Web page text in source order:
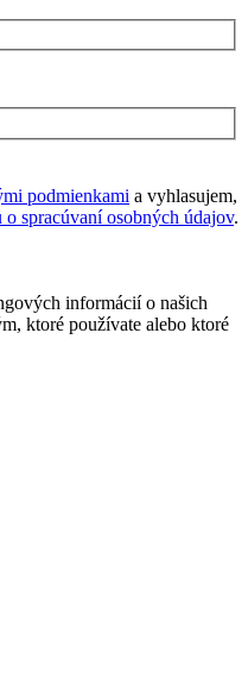
podmienkami a vyhlasujem,
spracúvaní osobných údajov.
informácií o našich
ktoré používate alebo ktoré